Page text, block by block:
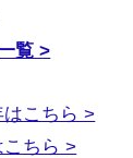
覧 >
はこちら >
こちら >